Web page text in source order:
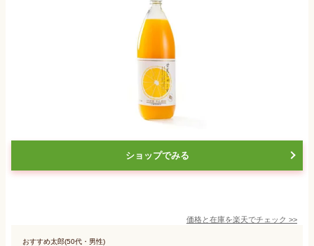
ショップでみる
価格と在庫を楽天でチェック >>
おすすめ太郎(50代・男性)